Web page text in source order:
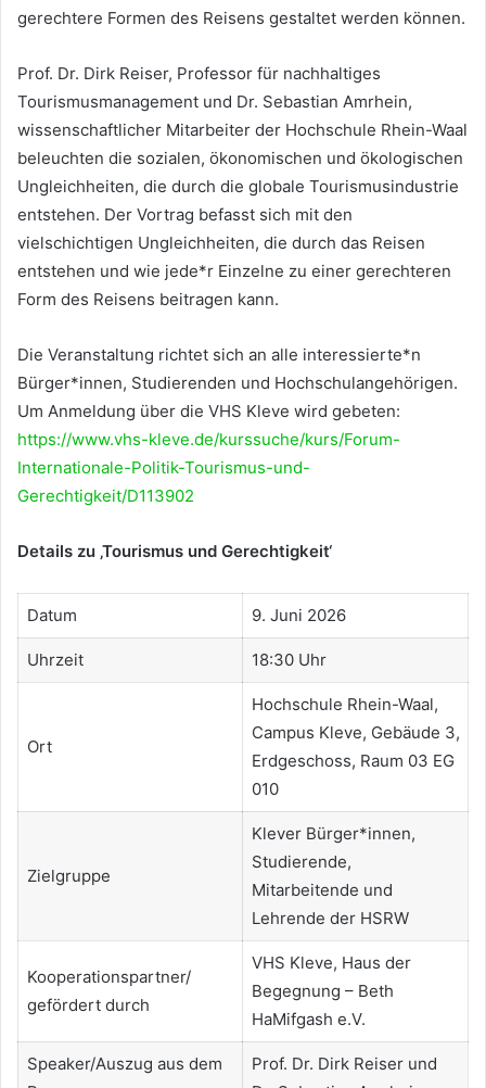
gerechtere Formen des Reisens gestaltet werden können.
Prof. Dr. Dirk Reiser, Professor für nachhaltiges
Tourismusmanagement und Dr. Sebastian Amrhein,
wissenschaftlicher Mitarbeiter der Hochschule Rhein-Waal
beleuchten die sozialen, ökonomischen und ökologischen
Ungleichheiten, die durch die globale Tourismusindustrie
entstehen. Der Vortrag befasst sich mit den
vielschichtigen Ungleichheiten, die durch das Reisen
entstehen und wie jede*r Einzelne zu einer gerechteren
Form des Reisens beitragen kann.
Die Veranstaltung richtet sich an alle interessierte*n
Bürger*innen, Studierenden und Hochschulangehörigen.
Um Anmeldung über die VHS Kleve wird gebeten:
https://www.vhs-kleve.de/kurssuche/kurs/Forum-
Internationale-Politik-Tourismus-und-
Gerechtigkeit/D113902
Details zu ‚Tourismus und Gerechtigkeit‘
Datum 9. Juni 2026
Uhrzeit 18:30 Uhr
Ort
Hochschule Rhein-Waal,
Campus Kleve, Gebäude 3,
Erdgeschoss, Raum 03 EG
010
Zielgruppe
Klever Bürger*innen,
Studierende,
Mitarbeitende und
Lehrende der HSRW
Kooperationspartner/
gefördert durch
VHS Kleve, Haus der
Begegnung – Beth
HaMifgash e.V.
Speaker/Auszug aus dem
Prof. Dr. Dirk Reiser und